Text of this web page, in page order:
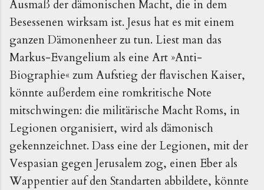
Ausmaß der dämonischen Macht, die in dem
Besessenen wirksam ist. Jesus hat es mit einem
ganzen Dämonenheer zu tun. Liest man das
Markus-Evangelium als eine Art »Anti-
Biographie« zum Aufstieg der flavischen Kaiser,
könnte außerdem eine romkritische Note
mitschwingen: die militärische Macht Roms, in
Legionen organisiert, wird als dämonisch
gekennzeichnet. Dass eine der Legionen, mit der
Vespasian gegen Jerusalem zog, einen Eber als
Wappentier auf den Standarten abbildete, könnte